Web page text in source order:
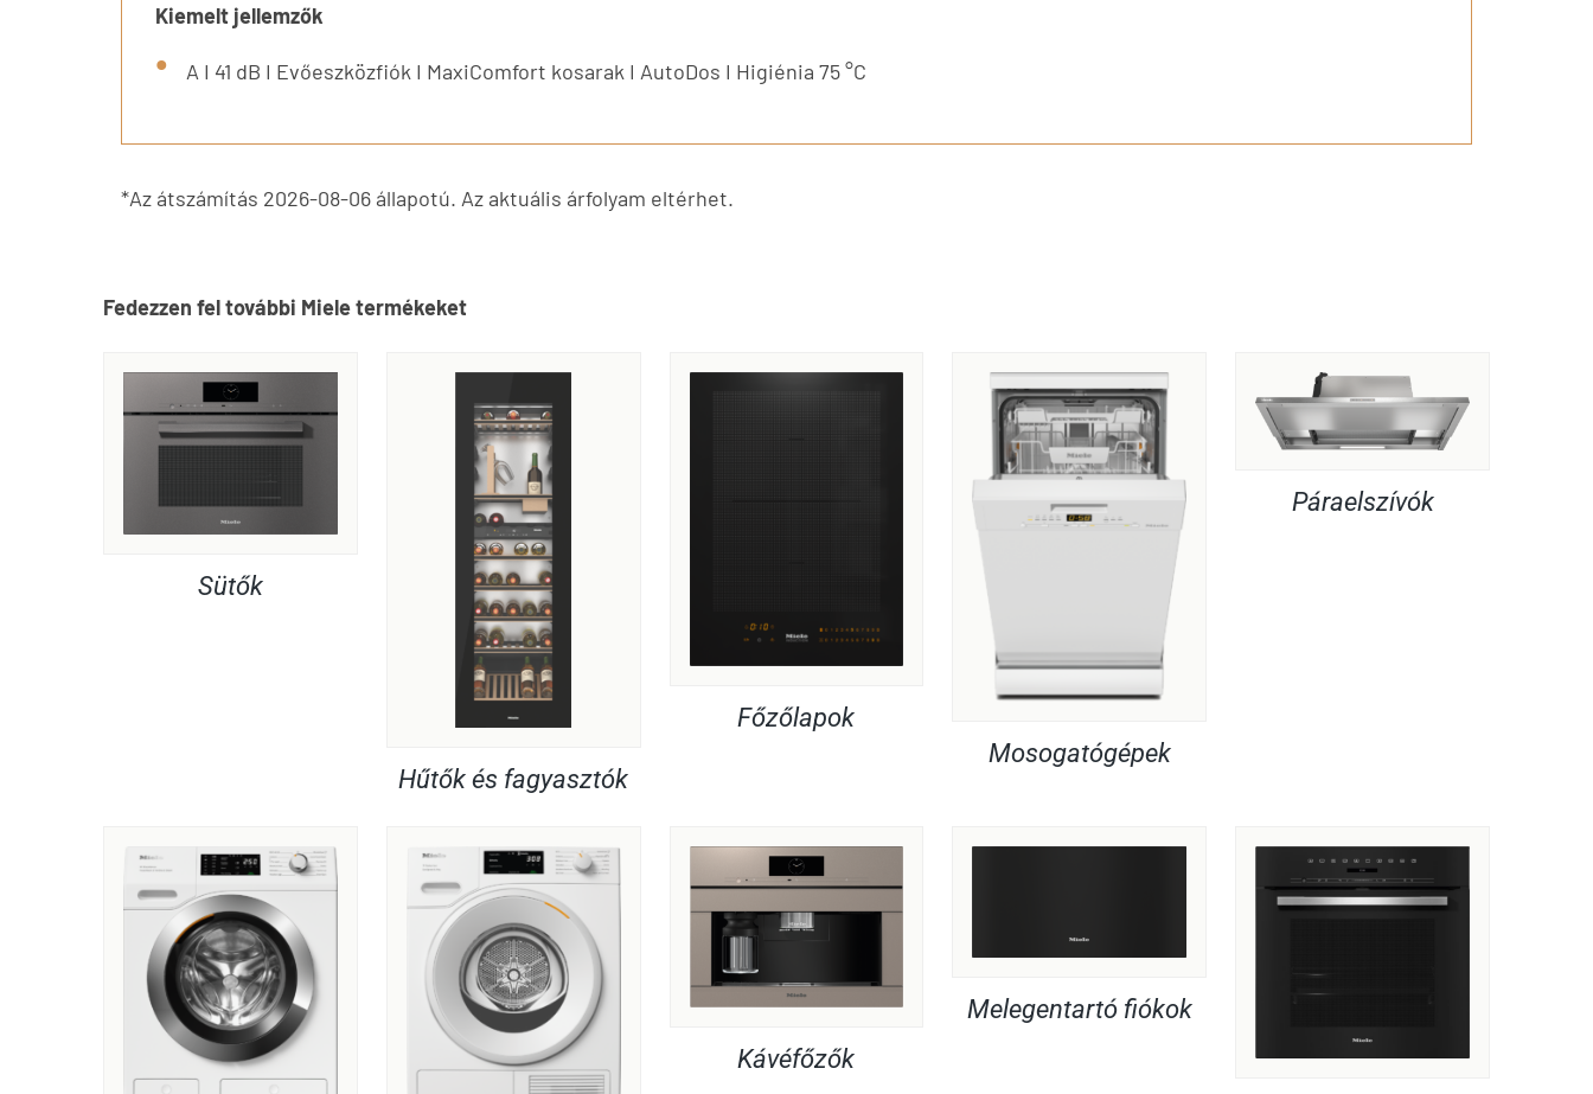
Kiemelt jellemzők
A I 41 dB I Evőeszközfiók I MaxiComfort kosarak I AutoDos I Higiénia 75 °C
*Az átszámítás 2026-08-06 állapotú. Az aktuális árfolyam eltérhet.
Fedezzen fel további Miele termékeket
Sütők
Hűtők és fagyasztók
Főzőlapok
Mosogatógépek
Páraelszívók
Kávéfőzők
Melegentartó fiókok